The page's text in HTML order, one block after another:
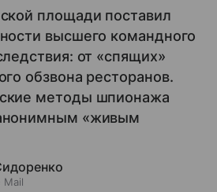
площади поставил
высшего командного
от «спящих»
обзвона ресторанов.
методы шпионажа
«живым
Mail